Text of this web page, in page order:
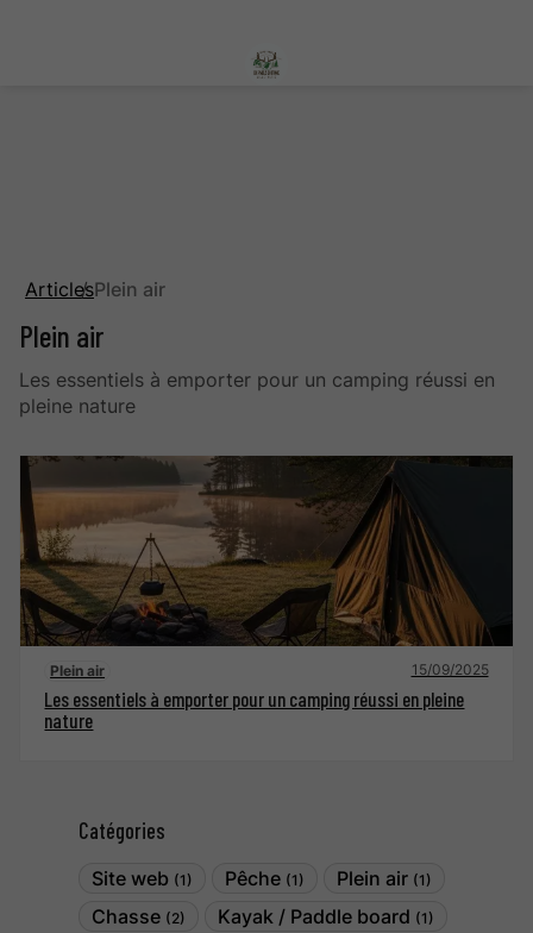
Catégories
Site web (1) Pêche (1) Plein air (1)
Chasse (2) Kayak / Paddle board (1)
ArticlesPlein air
Plein air
Les essentiels à emporter pour un camping réussi en
pleine nature
Plein air 15/09/2025
Les essentiels à emporter pour un camping réussi en pleine
nature